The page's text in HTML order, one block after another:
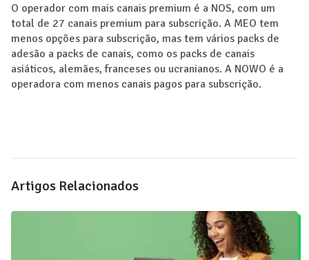
O operador com mais canais premium é a NOS, com um
total de 27 canais premium para subscrição. A MEO tem
menos opções para subscrição, mas tem vários packs de
adesão a packs de canais, como os packs de canais
asiáticos, alemães, franceses ou ucranianos. A NOWO é a
operadora com menos canais pagos para subscrição.
Artigos Relacionados